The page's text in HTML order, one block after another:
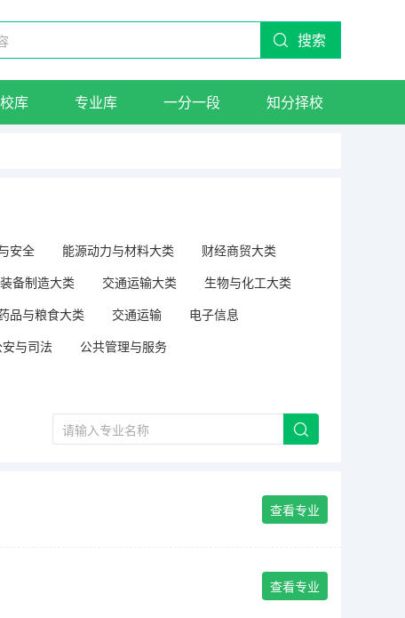
搜索
库 专业库 一分一段 知分择校
安全 能源动力与材料大类
财经商贸大类
装备制造大类 交通运输大类
生物与化工大类
品与粮食大类 交通运输
电子信息
安与司法 公共管理与服务
查看专业
查看专业